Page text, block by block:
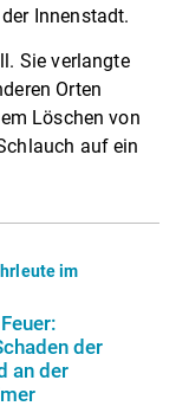
Innenstadt.
Sie verlangte
Orten
Löschen von
auf ein
der
an der
im